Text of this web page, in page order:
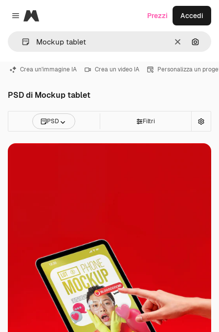
Close menu
Magnific
CancellaCerca
Prezzi Accedi
Crea un'immagine IA Crea un video IA Personalizza un
PSD di Mockup tablet
PSD Filtri